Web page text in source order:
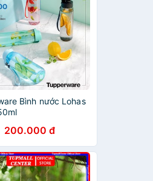
Bình nước Lohas
200.000 đ